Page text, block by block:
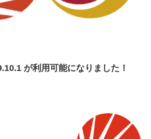
が利用可能になりました！